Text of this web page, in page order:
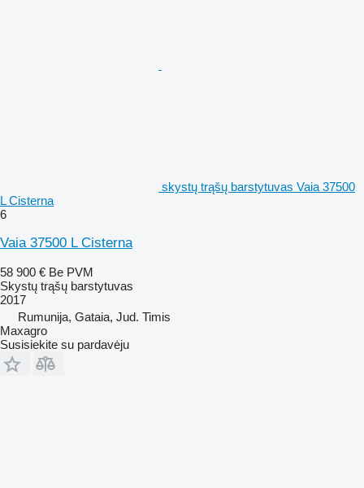
skystų trąšų barstytuvas Vaia 37500
L Cisterna
6
Vaia 37500 L Cisterna
58 900 € Be PVM
Skystų trąšų barstytuvas
2017
Rumunija, Gataia, Jud. Timis
Maxagro
Susisiekite su pardavėju